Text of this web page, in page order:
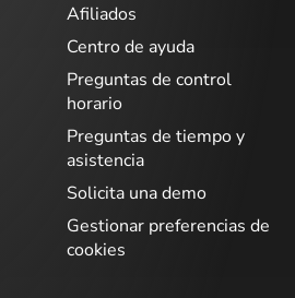
Afiliados
Centro de ayuda
Preguntas de control
horario
Preguntas de tiempo y
asistencia
Solicita una demo
Gestionar preferencias de
cookies